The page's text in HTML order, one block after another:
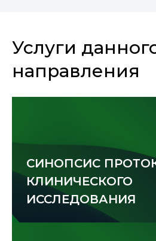
Услуги
направления
СИНОПСИС
КЛИНИЧЕСКОГО
ИССЛЕДОВАНИЯ